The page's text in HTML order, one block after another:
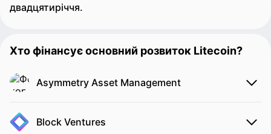
двадцятиріччя.
Хто фінансує основний розвиток Litecoin?
Asymmetry Asset Management
Block Ventures